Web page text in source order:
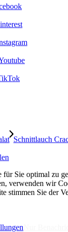
Schnittlauch
für Sie optimal zu
verwenden wir
stimmen Sie der